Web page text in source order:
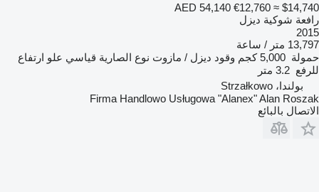
AED 54,140 €12,760 ≈ $14,740
رافعة شوكية ديزل
2015
13,797 متر / ساعة
حمولة 5,000 كجم وقود ديزل / مازوت نوع الصارية قياسي علو ارتفاع
للرفع 3.2 متر
بولندا، Strzałkowo
Firma Handlowo Usługowa "Alanex" Alan Roszak
الاتصال بالبائع